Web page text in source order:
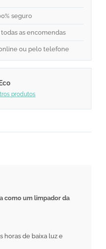
seguro
as encomendas
ou pelo telefone
produtos
como um limpador da
horas de baixa luz e